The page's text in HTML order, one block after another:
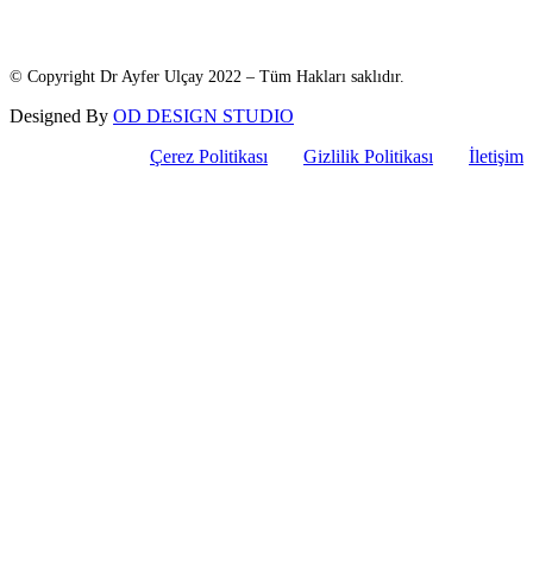
© Copyright Dr Ayfer Ulçay 2022 – Tüm Hakları saklıdır.
Designed By OD DESIGN STUDIO
Çerez Politikası
Gizlilik Politikası İletişim